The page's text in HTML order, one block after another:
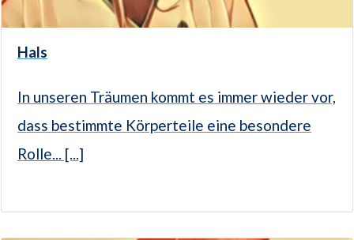
Hals
In unseren Träumen kommt es immer wieder vor,
dass bestimmte Körperteile eine besondere
Rolle... [...]